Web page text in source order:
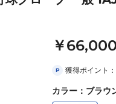
￥66,000
P 獲得ポイント：
カラー ： ブラウ